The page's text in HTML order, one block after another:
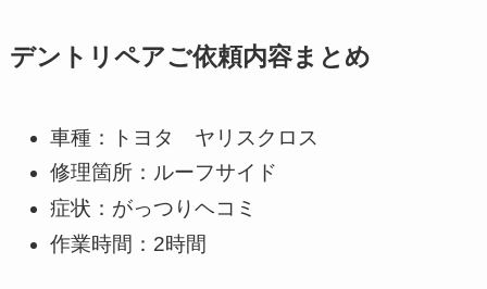
デントリペアご依頼内容まとめ
車種：トヨタ ヤリスクロス
修理箇所：ルーフサイド
症状：がっつりヘコミ
作業時間：2時間